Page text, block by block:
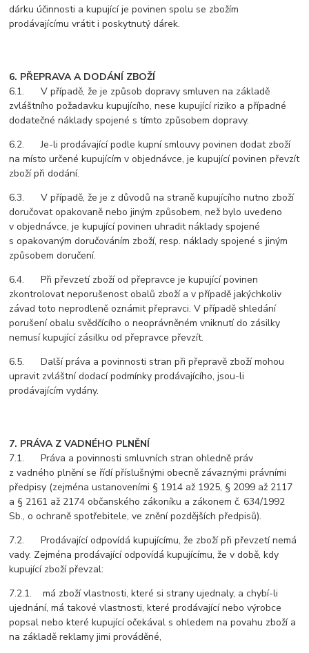
dárku účinnosti a kupující je povinen spolu se zbožím
prodávajícímu vrátit i poskytnutý dárek.
6. PŘEPRAVA A DODÁNÍ ZBOŽÍ
6.1. V případě, že je způsob dopravy smluven na základě
zvláštního požadavku kupujícího, nese kupující riziko a případné
dodatečné náklady spojené s tímto způsobem dopravy.
6.2. Je-li prodávající podle kupní smlouvy povinen dodat zboží
na místo určené kupujícím v objednávce, je kupující povinen převzít
zboží při dodání.
6.3. V případě, že je z důvodů na straně kupujícího nutno zboží
doručovat opakovaně nebo jiným způsobem, než bylo uvedeno
v objednávce, je kupující povinen uhradit náklady spojené
s opakovaným doručováním zboží, resp. náklady spojené s jiným
způsobem doručení.
6.4. Při převzetí zboží od přepravce je kupující povinen
zkontrolovat neporušenost obalů zboží a v případě jakýchkoliv
závad toto neprodleně oznámit přepravci. V případě shledání
porušení obalu svědčícího o neoprávněném vniknutí do zásilky
nemusí kupující zásilku od přepravce převzít.
6.5. Další práva a povinnosti stran při přepravě zboží mohou
upravit zvláštní dodací podmínky prodávajícího, jsou-li
prodávajícím vydány.
7. PRÁVA Z VADNÉHO PLNĚNÍ
7.1. Práva a povinnosti smluvních stran ohledně práv
z vadného plnění se řídí příslušnými obecně závaznými právními
předpisy (zejména ustanoveními § 1914 až 1925, § 2099 až 2117
a § 2161 až 2174 občanského zákoníku a zákonem č. 634/1992
Sb., o ochraně spotřebitele, ve znění pozdějších předpisů).
7.2. Prodávající odpovídá kupujícímu, že zboží při převzetí nemá
vady. Zejména prodávající odpovídá kupujícímu, že v době, kdy
kupující zboží převzal:
7.2.1. má zboží vlastnosti, které si strany ujednaly, a chybí-li
ujednání, má takové vlastnosti, které prodávající nebo výrobce
popsal nebo které kupující očekával s ohledem na povahu zboží a
na základě reklamy jimi prováděné,